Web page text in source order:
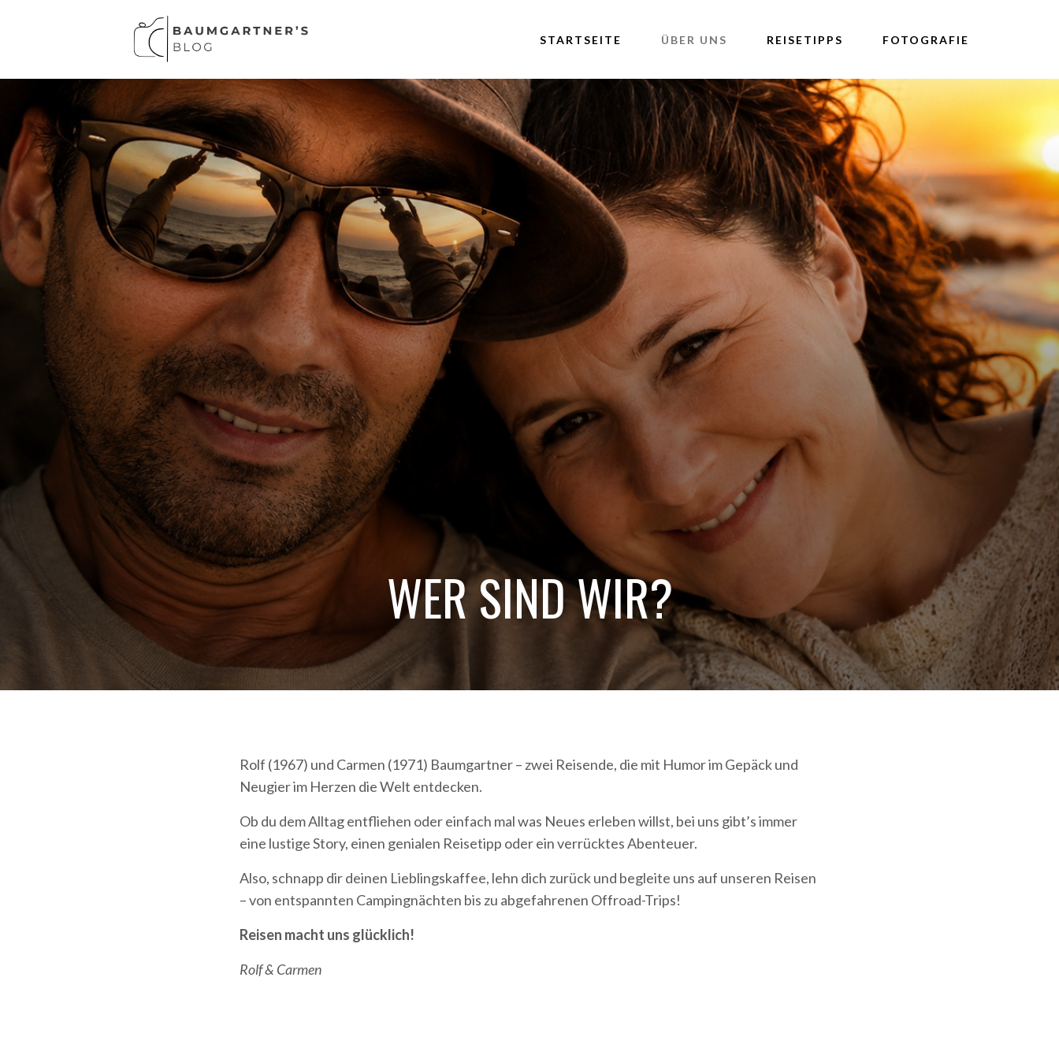
STARTSEITE ÜBER UNS REISETIPPS FOTOGRAFIE
WER SIND WIR?
Rolf (1967) und Carmen (1971) Baumgartner – zwei Reisende, die mit Humor im Gepäck und
Neugier im Herzen die Welt entdecken.
Ob du dem Alltag entfliehen oder einfach mal was Neues erleben willst, bei uns gibt’s immer
eine lustige Story, einen genialen Reisetipp oder ein verrücktes Abenteuer.
Also, schnapp dir deinen Lieblingskaffee, lehn dich zurück und begleite uns auf unseren Reisen
– von entspannten Campingnächten bis zu abgefahrenen Offroad-Trips!
Reisen macht uns glücklich!
Rolf & Carmen